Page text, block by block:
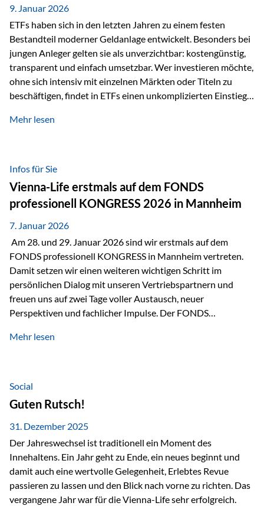
Private Wealth Police positioniert sich mit einer dreistufigen
Sicherheitsarchitektur, die auf mehreren Ebenen ansetzt:
Stufe 1: Versicherer-Ebene • Versicherung mit…
9. Januar 2026
ETFs haben sich in den letzten Jahren zu einem festen
Bestandteil moderner Geldanlage entwickelt. Besonders bei
jungen Anleger gelten sie als unverzichtbar: kostengünstig,
transparent und einfach umsetzbar. Wer investieren möchte,
ohne sich intensiv mit einzelnen Märkten oder Titeln zu
beschäftigen, findet in ETFs einen unkomplizierten Einstieg
werden häufig kritisch betrachtet. Sie gelten als teurer,
Beide Ansätze haben ihre Berechtigung und ihre Stärken
entfalten sie oft gerade in Kombination. ETFs: Effizient, breit
gestreut und klar strukturiert…
Mehr lesen
Infos für Sie
Vienna-Life erstmals auf dem FONDS
professionell KONGRESS 2026 in Mannheim
7. Januar 2026
Am 28. und 29. Januar 2026 sind wir erstmals auf dem
FONDS professionell KONGRESS in Mannheim vertreten.
Damit setzen wir einen weiteren wichtigen Schritt im
persönlichen Dialog mit unseren Vertriebspartnern und
freuen uns auf zwei Tage voller Austausch, neuer
Perspektiven und fachlicher Impulse. Der FONDS
Branchentreffen für Finanz- und Versicherungsprofis im
Vermögensstrukturierung und Nachfolgeplanung
gemeinsam zu diskutieren. Persönlich für Sie vor Ort An
beiden Kongresstagen stehen Ihnen Maximilian
Fichtenbauer, Dirk…
Mehr lesen
Social
Guten Rutsch!
31. Dezember 2025
Der Jahreswechsel ist traditionell ein Moment des
Innehaltens. Ein Jahr geht zu Ende, ein neues beginnt und
damit auch eine wertvolle Gelegenheit, Erlebtes Revue
passieren zu lassen und den Blick nach vorne zu richten. Das
vergangene Jahr war für die Vienna-Life sehr erfolgreich.